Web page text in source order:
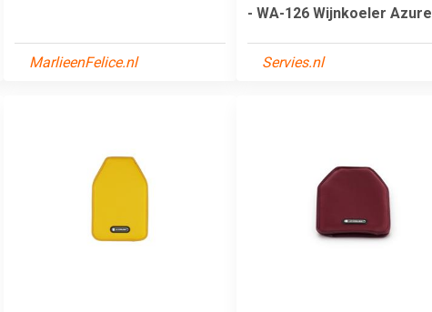
MarlieenFelice.nl
- WA-126 Wijnkoeler Azure
Servies.nl